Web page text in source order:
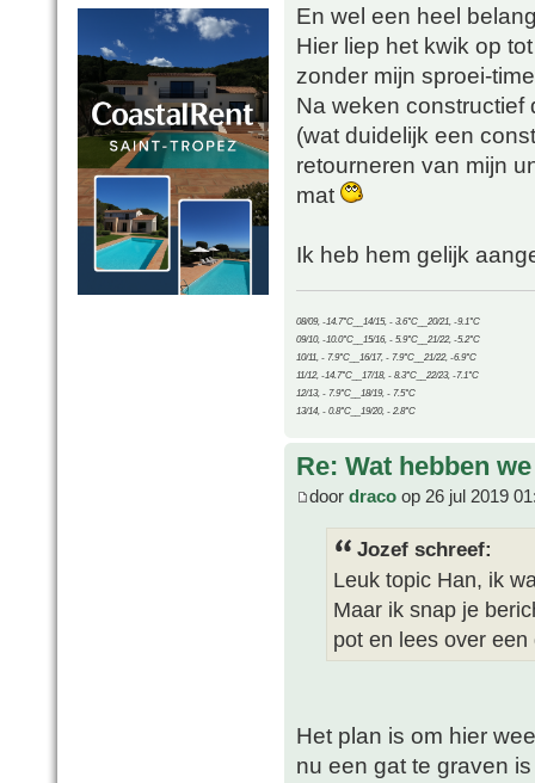
En wel een heel
Hier liep het kwik op
zonder mijn sproei-
Na weken constructief
(wat duidelijk een
retourneren van mijn
mat
Ik heb hem gelijk
08/09, -14.7°C__14/15, - 3.6°C__20/21, -9.1°C
09/10, -10.0°C__15/16, - 5.9°C__21/22, -5.2°C
10/11, - 7.9°C__16/17, - 7.9°C__21/22, -6.9°C
11/12, -14.7°C__17/18, - 8.3°C__22/23, -7.1°C
12/13, - 7.9°C__18/19, - 7.5°C
13/14, - 0.8°C__19/20, - 2.8°C
Re: Wat hebben
door draco op 26 jul 2019
Jozef schreef:
Leuk topic Han, ik
Maar ik snap je
pot en lees over
Het plan is om hier
nu een gat te graven